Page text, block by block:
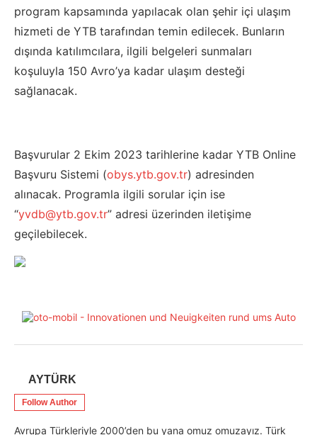
program kapsamında yapılacak olan şehir içi ulaşım
hizmeti de YTB tarafından temin edilecek. Bunların
dışında katılımcılara, ilgili belgeleri sunmaları
koşuluyla 150 Avro’ya kadar ulaşım desteği
sağlanacak.
Başvurular 2 Ekim 2023 tarihlerine kadar YTB Online
Başvuru Sistemi (obys.ytb.gov.tr) adresinden
alınacak. Programla ilgili sorular için ise
“yvdb@ytb.gov.tr” adresi üzerinden iletişime
geçilebilecek.
AYTÜRK
Follow Author
Avrupa Türkleriyle 2000’den bu yana omuz omuzayız. Türk